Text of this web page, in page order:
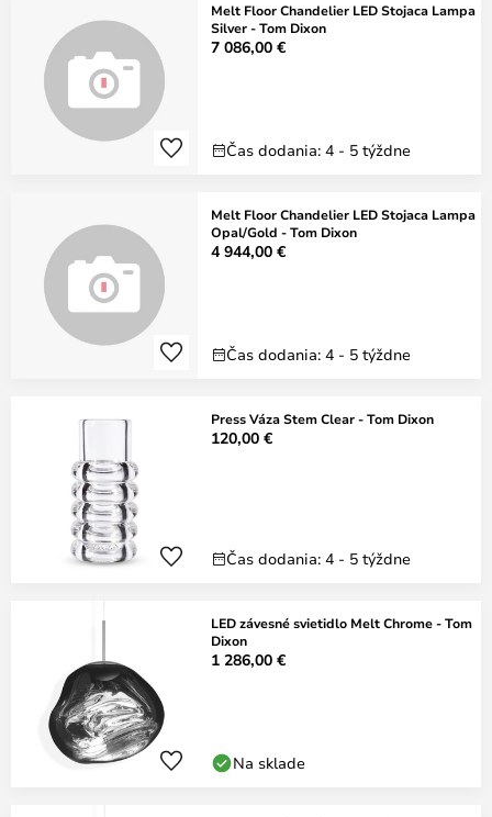
Melt Floor Chandelier LED Stojaca Lampa
Silver - Tom Dixon
7 086,00 €
Čas dodania: 4 - 5 týždne
Melt Floor Chandelier LED Stojaca Lampa
Opal/Gold - Tom Dixon
4 944,00 €
Čas dodania: 4 - 5 týždne
Press Váza Stem Clear - Tom Dixon
120,00 €
Čas dodania: 4 - 5 týždne
LED závesné svietidlo Melt Chrome - Tom
Dixon
1 286,00 €
Na sklade